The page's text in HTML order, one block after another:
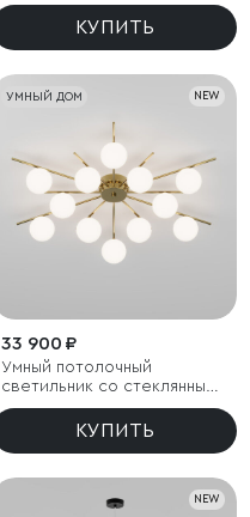
КУПИТЬ
УМНЫЙ ДОМ NEW
33 900 ₽
Умный потолочный
светильник со стеклянными
плафонами под лампочку
КУПИТЬ
NEW